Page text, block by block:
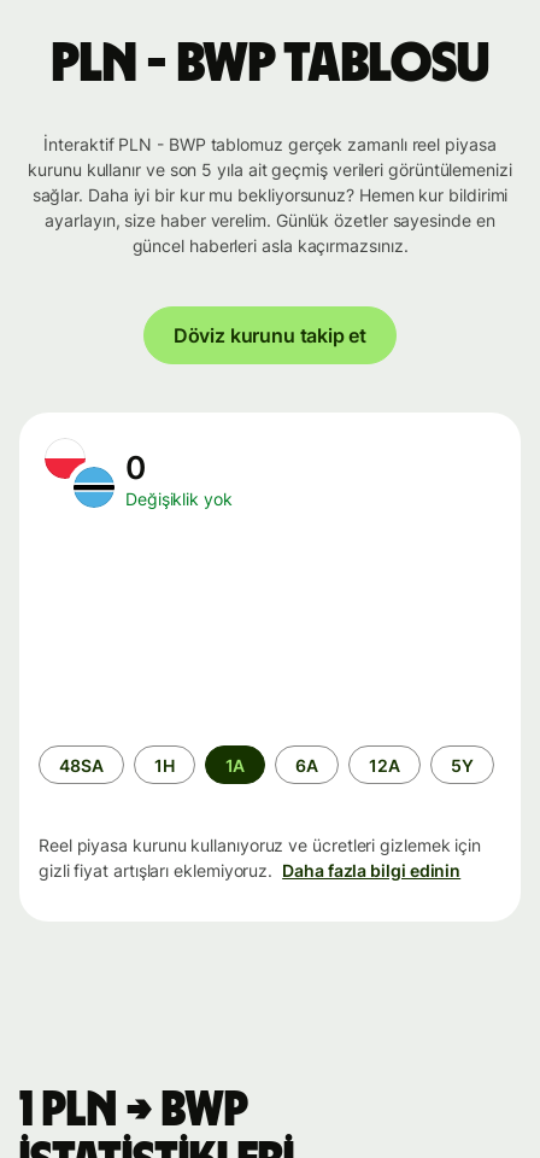
PLN - BWP tablosu
İnteraktif PLN - BWP tablomuz gerçek zamanlı reel piyasa
kurunu kullanır ve son 5 yıla ait geçmiş verileri görüntülemenizi
sağlar. Daha iyi bir kur mu bekliyorsunuz? Hemen kur bildirimi
ayarlayın, size haber verelim. Günlük özetler sayesinde en
güncel haberleri asla kaçırmazsınız.
Döviz kurunu takip et
0
Değişiklik yok
Zaman
aralığı
48SA 1H 1A 6A 12A 5Y
Reel piyasa kurunu kullanıyoruz ve ücretleri gizlemek için
gizli fiyat artışları eklemiyoruz. Daha fazla bilgi edinin
1 PLN → BWP